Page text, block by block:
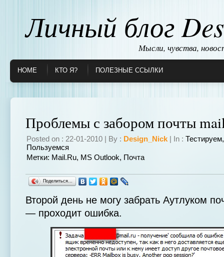
Личный блог
Мысли, чувства,
HOME КТО Я? ПОЛЕЗНЫЕ ССЫЛКИ
Проблемы с забором почты
Posted on : 22-01-2010 | By : Design_Nick | In :
Пользуемся
Метки: Mail.ru, MS Outlook, Почта
Поделиться…
Второй день не могу забрать Аутлуком
— проходит ошибка.